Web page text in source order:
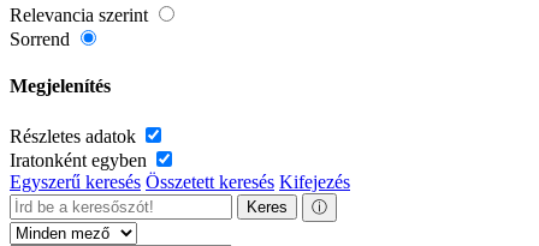
Relevancia szerint
Sorrend
Megjelenítés
Részletes adatok
Iratonként egyben
Egyszerű keresés Összetett keresés Kifejezés
Keres ⓘ